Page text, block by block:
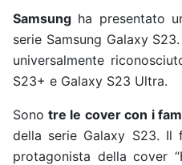
Samsung ha presentato
serie Samsung Galaxy
universalmente
S23+ e Galaxy S23 Ultra.
Sono tre le cover con i
della serie Galaxy S23.
protagonista della cover